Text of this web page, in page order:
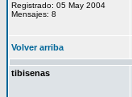
Registrado: 05 May 2004
Mensajes: 8
Volver arriba
tibisenas